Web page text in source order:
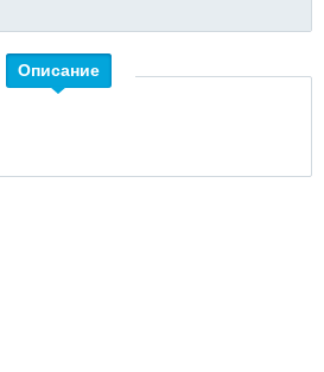
Описание